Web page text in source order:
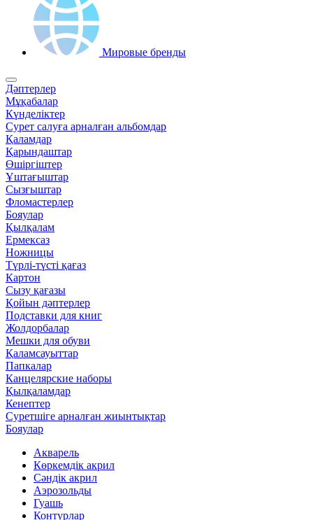
Мировые бренды
Дәптерлер
Мұқабалар
Күнделіктер
Сурет салуға арналған альбомдар
Қаламдар
Қарындаштар
Өшіргіштер
Ұштағыштар
Сызғыштар
Фломастерлер
Бояулар
Қылқалам
Ермексаз
Ножницы
Түрлі-түсті қағаз
Картон
Сызу қағазы
Қойын дәптерлер
Подставки для книг
Жолдорбалар
Мешки для обуви
Қаламсауыттар
Папкалар
Канцелярские наборы
Қылқаламдар
Кенептер
Суретшіге арналған жиынтықтар
Бояулар
Акварель
Көркемдік акрил
Сәндік акрил
Аэрозольды
Гуашь
Контурлар